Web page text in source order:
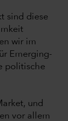
sind diese
wir im
Emerging-
politische
und
vor allem